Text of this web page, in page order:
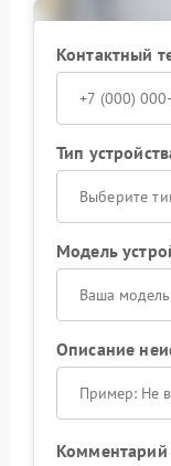
питания:
ИБП снова
Контактный
Тип
Выберите
Модель
Описание
Комментарий